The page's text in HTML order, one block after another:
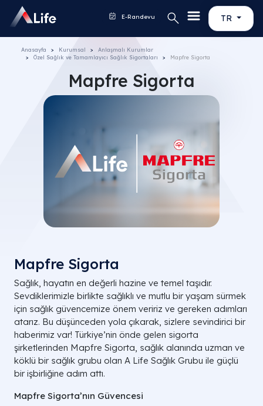
TR
E-Randevu
Anasayfa Kurumsal
Anlaşmalı Kurumlar
Özel Sağlık ve Tamamlayıcı Sağlık Sigortaları
Mapfre Sigorta
Mapfre Sigorta
Mapfre Sigorta
Sağlık, hayatın en değerli hazine ve temel taşıdır.
Sevdiklerimizle birlikte sağlıklı ve mutlu bir yaşam sürmek
için sağlık güvencemize önem veririz ve gereken adımları
atarız. Bu düşünceden yola çıkarak, sizlere sevindirici bir
haberimiz var! Türkiye’nin önde gelen sigorta
şirketlerinden Mapfre Sigorta, sağlık alanında uzman ve
köklü bir sağlık grubu olan A Life Sağlık Grubu ile güçlü
bir işbirliğine adım attı.
Mapfre Sigorta’nın Güvencesi